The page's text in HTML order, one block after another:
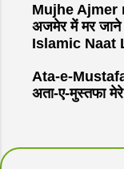
Mujhe Ajmer
अजमेर में मर
Islamic Naat
Ata-e-
अता-ए-मुस्तफा